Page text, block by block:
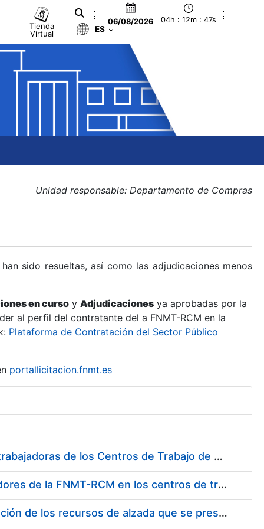
Tienda
Virtual
06/08/2026 04h : 12m : 47s
ES
Unidad responsable: Departamento de Compras
sido resueltas, así como las adjudicaciones menos
en curso y Adjudicaciones ya aprobadas por la
al perfil del contratante del a FNMT-RCM en la
Plataforma de Contratación del Sector Público
portallicitacion.fnmt.es
Suministro de Protectores Auditivos a medida para las personas trabajadoras de los Centros de Trabajo de Madrid y Burgos
Suministro de gafas graduadas antiproyecciones para los trabajadores de la FNMT-RCM en los centros de trabajo de Madrid y Burgos
Servicios de una empresa externa para el asesoramiento y resolución de los recursos de alzada que se presentan relacionados con procesos de selección para la FNMT-RCM